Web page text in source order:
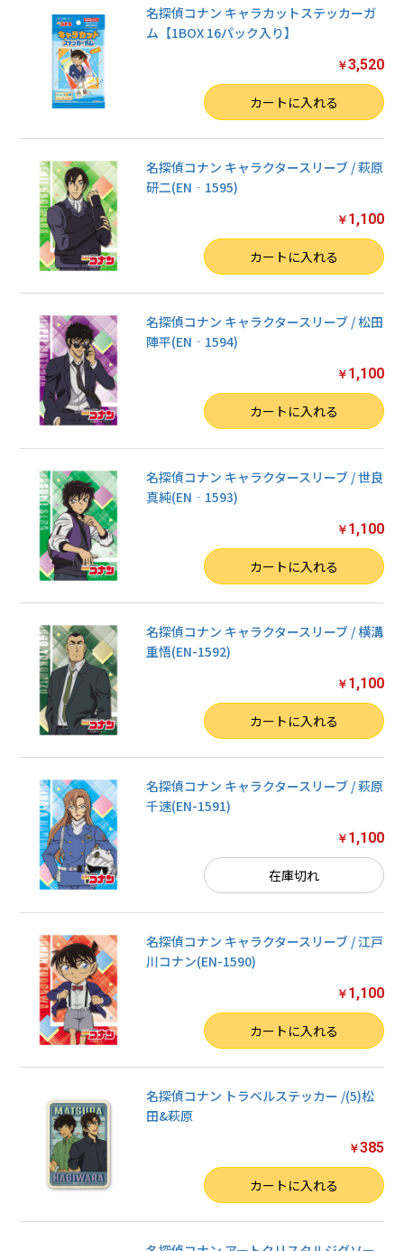
名探偵コナン キャラカットステッカーガ
ム【1BOX 16パック入り】
￥3,520
カートに入れる
名探偵コナン キャラクタースリーブ / 萩原
研二(EN‐1595)
￥ 1,100
カートに入れる
名探偵コナン キャラクタースリーブ / 松田
陣平(EN‐1594)
￥ 1,100
カートに入れる
名探偵コナン キャラクタースリーブ / 世良
真純(EN‐1593)
￥ 1,100
カートに入れる
名探偵コナン キャラクタースリーブ / 横溝
重悟(EN-1592)
￥ 1,100
カートに入れる
名探偵コナン キャラクタースリーブ / 萩原
千速(EN-1591)
￥ 1,100
在庫切れ
名探偵コナン キャラクタースリーブ / 江戸
川コナン(EN-1590)
￥ 1,100
カートに入れる
名探偵コナン トラベルステッカー /(5)松
田&萩原
￥385
カートに入れる
お買い物を続ける